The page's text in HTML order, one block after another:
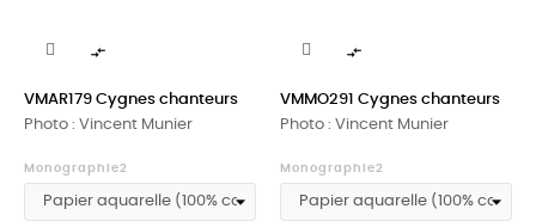

VMAR179 Cygnes chanteurs
Photo : Vincent Munier
Monographie2

VMMO291 Cygnes chanteurs
Photo : Vincent Munier
Monographie2